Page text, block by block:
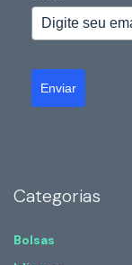
Enviar
Categorias
Bolsas